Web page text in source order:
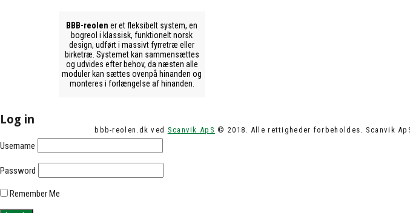
BBB-reolen er et fleksibelt system, en
bogreol i klassisk, funktionelt norsk
design, udført i massivt fyrretræ eller
birketræ. Systemet kan sammensættes
og udvides efter behov, da næsten alle
moduler kan sættes ovenpå hinanden og
monteres i forlængelse af hinanden.
bbb-reolen.dk ved Scanvik ApS © 2018. Alle rettigheder forbeholdes. Scanvik
Log in
Username
Password
Remember Me